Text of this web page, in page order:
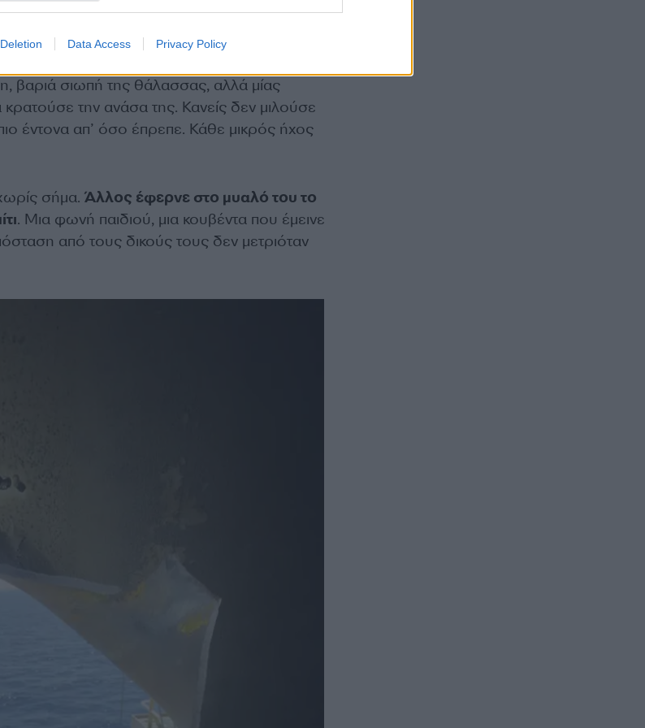
Data Access Privacy Policy
φόβο στη μέση της θάλασσας
επί του πλοίου αντιμετώπισαν μια
βαριά σιωπή της θάλασσας, αλλά μίας
την ανάσα της. Κανείς δεν μιλούσε
έντονα απ’ όσο έπρεπε. Κάθε μικρός ήχος
σήμα. Άλλος έφερνε στο μυαλό του το
. Μια φωνή παιδιού, μια κουβέντα που έμεινε
από τους δικούς τους δεν μετριόταν